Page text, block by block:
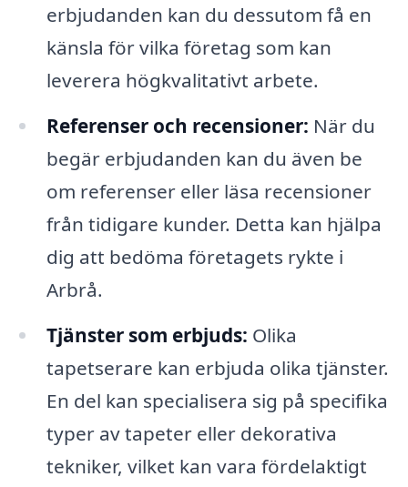
erbjudanden kan du dessutom få en
känsla för vilka företag som kan
leverera högkvalitativt arbete.
Referenser och recensioner: När du
begär erbjudanden kan du även be
om referenser eller läsa recensioner
från tidigare kunder. Detta kan hjälpa
dig att bedöma företagets rykte i
Arbrå.
Tjänster som erbjuds: Olika
tapetserare kan erbjuda olika tjänster.
En del kan specialisera sig på specifika
typer av tapeter eller dekorativa
tekniker, vilket kan vara fördelaktigt